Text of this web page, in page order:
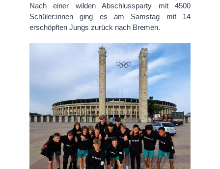
Nach einer wilden Abschlussparty mit 4500
Schüler:innen ging es am Samstag mit 14
erschöpften Jungs zurück nach Bremen.